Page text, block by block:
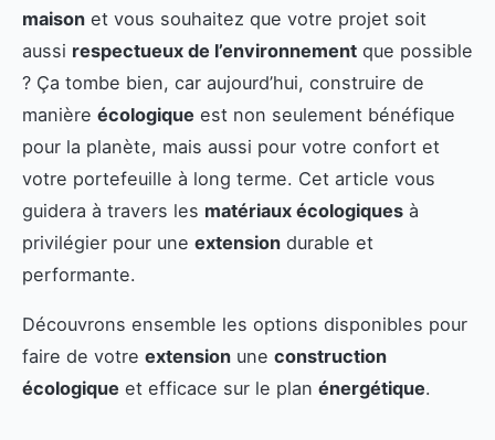
maison et vous souhaitez que votre projet soit
aussi respectueux de l’environnement que possible
? Ça tombe bien, car aujourd’hui, construire de
manière écologique est non seulement bénéfique
pour la planète, mais aussi pour votre confort et
votre portefeuille à long terme. Cet article vous
guidera à travers les matériaux écologiques à
privilégier pour une extension durable et
performante.
Découvrons ensemble les options disponibles pour
faire de votre extension une construction
écologique et efficace sur le plan énergétique.